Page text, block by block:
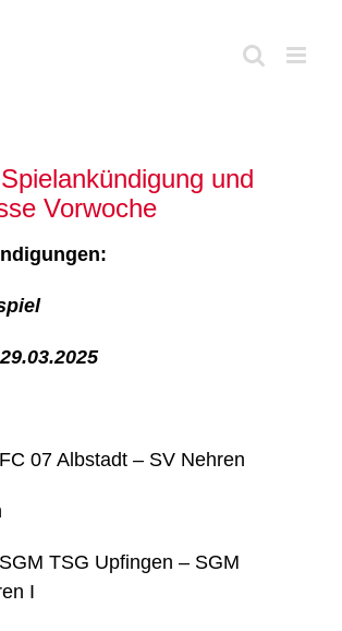
und
Vorwoche
07 Albstadt – SV Nehren
TSG Upfingen – SGM
I